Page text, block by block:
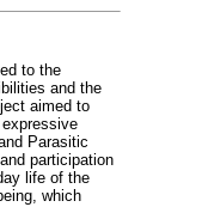
to the
and the
aimed to
Parasitic
participation
life of the
which